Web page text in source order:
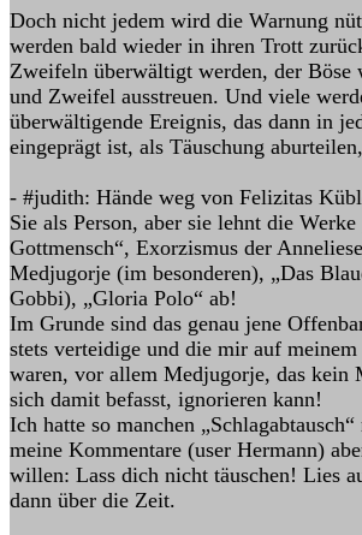
Doch nicht jedem wird die Warnung
werden bald wieder in ihren Trott
Zweifeln überwältigt werden, der Böse
und Zweifel ausstreuen. Und viele
überwältigende Ereignis, das dann in
eingeprägt ist, als Täuschung
- #judith: Hände weg von Felizitas
Sie als Person, aber sie lehnt die Werke
Gottmensch“, Exorzismus der
Medjugorje (im besonderen), „Das
Gobbi), „Gloria Polo“ ab!
Im Grunde sind das genau jene
stets verteidige und die mir auf
waren, vor allem Medjugorje, das kein
sich damit befasst, ignorieren kann!
Ich hatte so manchen
meine Kommentare (user Hermann)
willen: Lass dich nicht täuschen! Lies
dann über die Zeit.